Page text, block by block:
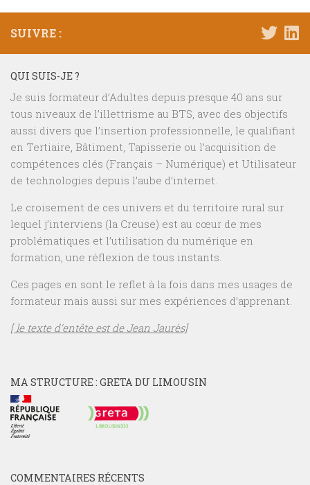
SUIVRE :
QUI SUIS-JE ?
Je suis formateur d’Adultes depuis presque 40 ans sur
tous niveaux de l’illettrisme au BTS, avec des objectifs
aussi divers que l’insertion professionnelle, le qualifiant
en Tertiaire, Bâtiment, Tapisserie ou l’acquisition de
compétences clés (Français – Numérique) et Utilisateur
de technologies depuis l’aube d’internet.
Le croisement de ces univers et du territoire rural sur
lequel j’interviens (la Creuse) est au cœur de mes
problématiques et l’utilisation du numérique en
formation, une réflexion de tous instants.
Ces pages en sont le reflet à la fois dans mes usages de
formateur mais aussi sur mes expériences d’apprenant.
[ le texte d’entête est de Jean Jaurès]
MA STRUCTURE : GRETA DU LIMOUSIN
COMMENTAIRES RÉCENTS